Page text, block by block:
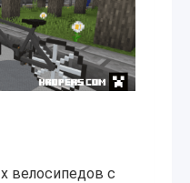
велосипедов с